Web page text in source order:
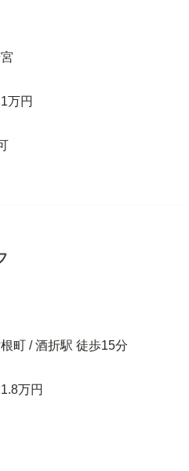
万円
町 / 酒折駅 徒歩15分
万円